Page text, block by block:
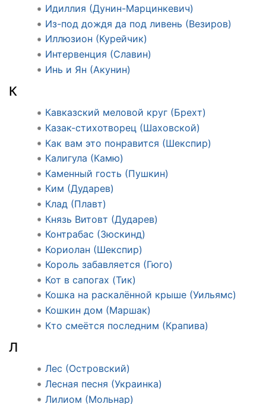
Идиллия (Дунин-Марцинкевич)
Из-под дождя да под ливень (Везиров)
Иллюзион (Курейчик)
Интервенция (Славин)
Инь и Ян (Акунин)
К
Кавказский меловой круг (Брехт)
Казак-стихотворец (Шаховской)
Как вам это понравится (Шекспир)
Калигула (Камю)
Каменный гость (Пушкин)
Ким (Дударев)
Клад (Плавт)
Князь Витовт (Дударев)
Контрабас (Зюскинд)
Кориолан (Шекспир)
Король забавляется (Гюго)
Кот в сапогах (Тик)
Кошка на раскалённой крыше (Уильямс)
Кошкин дом (Маршак)
Кто смеётся последним (Крапива)
Л
Лес (Островский)
Лесная песня (Украинка)
Лилиом (Мольнар)